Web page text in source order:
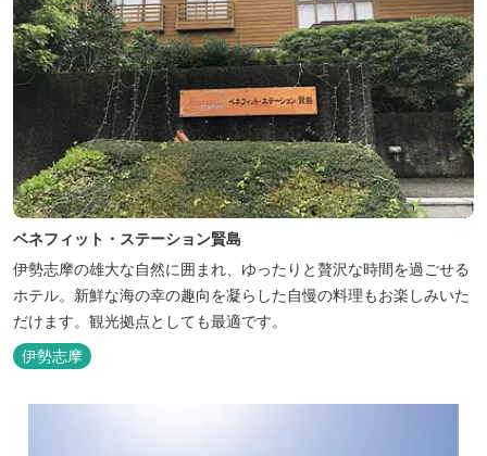
ベネフィット・ステーション賢島
伊勢志摩の雄大な自然に囲まれ、ゆったりと贅沢な時間を過ごせる
ホテル。新鮮な海の幸の趣向を凝らした自慢の料理もお楽しみいた
だけます。観光拠点としても最適です。
伊勢志摩